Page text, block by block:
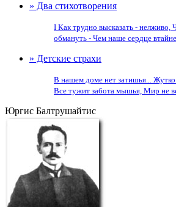
» Два стихотворения
I Как трудно высказать - нелживо,
обмануть - Чем наше сердце
» Детские страхи
В нашем доме нет затишья...
Все тужит забота мышья, Мир не
Юргис Балтрушайтис